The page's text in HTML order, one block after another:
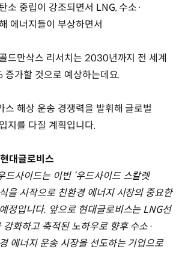
소 중립이 강조되면서 LNG, 수소·
에너지들이 부상하면서
드만삭스 리서치는 2030년까지 전 세계
가할 것으로 예상하는데요.
스 해상 운송 경쟁력을 발휘해 글로벌
지를 다질 계획입니다.
대글로비스
드사이드는 이번 ‘우드사이드 스칼렛
을 시작으로 친환경 에너지 시장의 중요한
정입니다. 앞으로 현대글로비스는 LNG선
강화하고 축적된 노하우로 향후 수소·
에너지 운송 시장을 선도하는 기업으로